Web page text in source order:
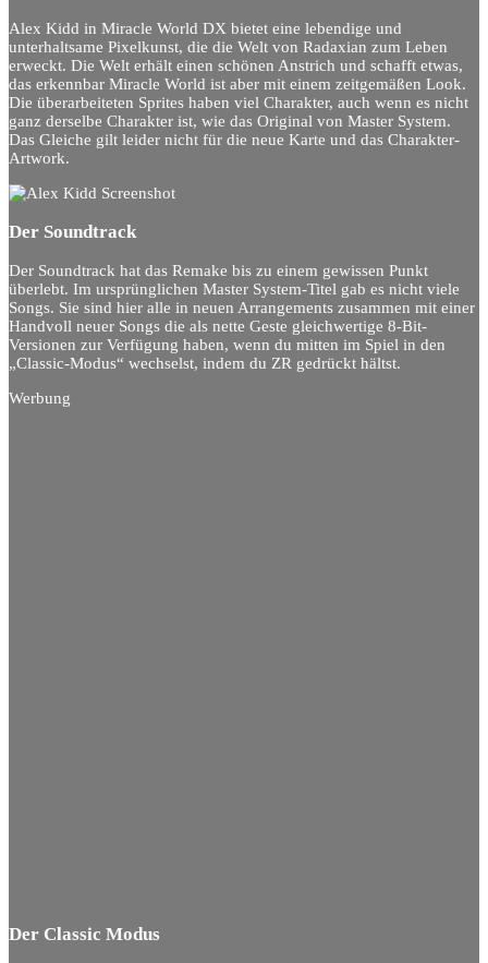
Alex Kidd in Miracle World DX bietet eine lebendige und
unterhaltsame Pixelkunst, die die Welt von Radaxian zum Leben
erweckt. Die Welt erhält einen schönen Anstrich und schafft etwas,
das erkennbar Miracle World ist aber mit einem zeitgemäßen Look.
Die überarbeiteten Sprites haben viel Charakter, auch wenn es nicht
ganz derselbe Charakter ist, wie das Original von Master System.
Das Gleiche gilt leider nicht für die neue Karte und das Charakter-
Artwork.
Der Soundtrack
Der Soundtrack hat das Remake bis zu einem gewissen Punkt
überlebt. Im ursprünglichen Master System-Titel gab es nicht viele
Songs. Sie sind hier alle in neuen Arrangements zusammen mit einer
Handvoll neuer Songs die als nette Geste gleichwertige 8-Bit-
Versionen zur Verfügung haben, wenn du mitten im Spiel in den
„Classic-Modus“ wechselst, indem du ZR gedrückt hältst.
Werbung
Der Classic Modus